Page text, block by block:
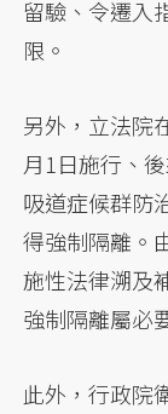
留驗、令遷入
限。
另外，立法院
月1日施行、
吸道症候群防
得強制隔離。
施性法律溯及
強制隔離屬必
此外，行政院